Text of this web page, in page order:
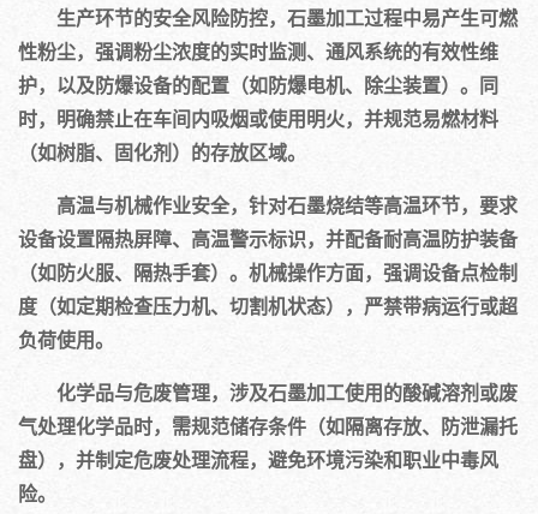
生产环节的安全风险防控，石墨加工过程中易产生可燃
性粉尘，强调粉尘浓度的实时监测、通风系统的有效性维
护，以及防爆设备的配置（如防爆电机、除尘装置）。同
时，明确禁止在车间内吸烟或使用明火，并规范易燃材料
（如树脂、固化剂）的存放区域。
高温与机械作业安全，针对石墨烧结等高温环节，要求
设备设置隔热屏障、高温警示标识，并配备耐高温防护装备
（如防火服、隔热手套）。机械操作方面，强调设备点检制
度（如定期检查压力机、切割机状态），严禁带病运行或超
负荷使用。
化学品与危废管理，涉及石墨加工使用的酸碱溶剂或废
气处理化学品时，需规范储存条件（如隔离存放、防泄漏托
盘），并制定危废处理流程，避免环境污染和职业中毒风
险。